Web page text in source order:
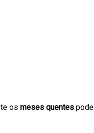
os meses quentespode